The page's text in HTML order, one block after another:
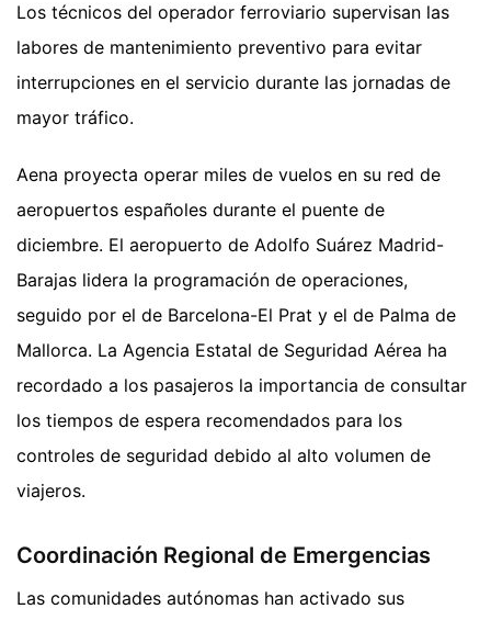
Los técnicos del operador ferroviario supervisan las
labores de mantenimiento preventivo para evitar
interrupciones en el servicio durante las jornadas de
mayor tráfico.
Aena proyecta operar miles de vuelos en su red de
aeropuertos españoles durante el puente de
diciembre. El aeropuerto de Adolfo Suárez Madrid-
Barajas lidera la programación de operaciones,
seguido por el de Barcelona-El Prat y el de Palma de
Mallorca. La Agencia Estatal de Seguridad Aérea ha
recordado a los pasajeros la importancia de consultar
los tiempos de espera recomendados para los
controles de seguridad debido al alto volumen de
viajeros.
Coordinación Regional de Emergencias
Las comunidades autónomas han activado sus